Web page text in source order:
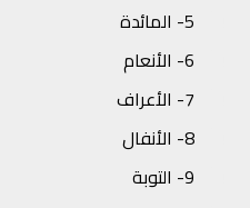
5- المائدة
6- الأنعام
7- الأعراف
8- الأنفال
9- التوبة